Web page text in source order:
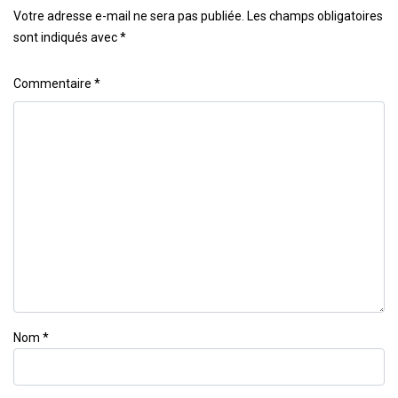
Votre adresse e-mail ne sera pas publiée. Les champs obligatoires
sont indiqués avec*
Commentaire *
Nom *